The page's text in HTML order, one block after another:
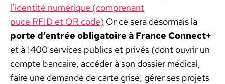
l’identité numérique (com­prenant
puce RFID et QR code) Or ce sera désor­mais la
porte d’en­trée oblig­a­toire à France Con­nect+
et à 1400 ser­vices publics et privés (dont ouvrir un
compte ban­caire, accéder à son dossier médi­cal,
faire une demande de carte grise, gér­er ses pro­jets